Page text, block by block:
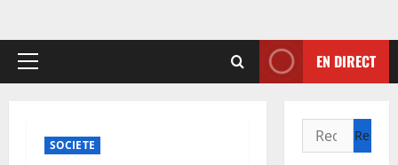
Menu
EN DIRECT
SOCIETE
Rechercher :